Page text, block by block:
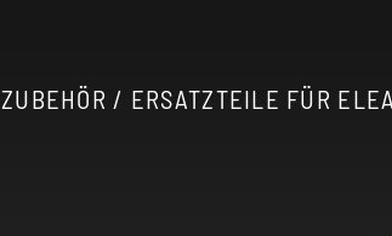
ZUBEHÖR / ERSATZTEILE FÜR